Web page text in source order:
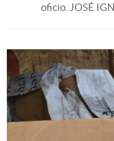
oficio. JOSÉ